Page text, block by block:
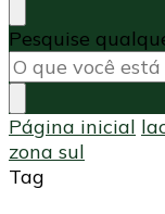
Procurando
algo?
Pesquise
Página inicial
zona sul
Tag